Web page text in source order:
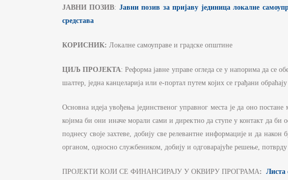
ЈАВНЕ НАБАВКЕ
ПЛАН ЈАВНИХ
ИЗВЕШТАЈИ
ЈАВНИ ПОЗИВ: Јавни позив за пријаву јединица локалне
средстава
КОРИСНИК: Локалне самоуправе и градске општине
ЦИЉ ПРОЈЕКТА: Реформа јавне управе огледа се у напорима да се
шалтер, једна канцеларија или е-портал путем којих се грађани
Основна идеја увођења јединственог управног места је да оно
којима би они иначе морали сами и директно да ступе у контакт да би
поднесу своје захтеве, добију све релевантне информације и да
органом, односно службеником, добију и одговарајуће решење,
ПРОЈЕКТИ КОЈИ СЕ ФИНАНСИРАЈУ У ОКВИРУ ПРОГРАМА: Листа